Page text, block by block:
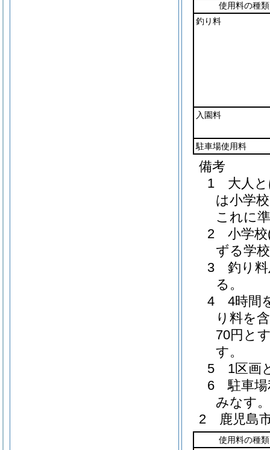
使用料の種類
釣り料
入園料
駐車場使用料
備考
1 大人と
は小学
これに
2 小学校(
ずる学
3 釣り料
る。
4 4時間
り料を
70円と
す。
5 1区画
6 駐車場
みなす。
2 鹿児島
使用料の種類